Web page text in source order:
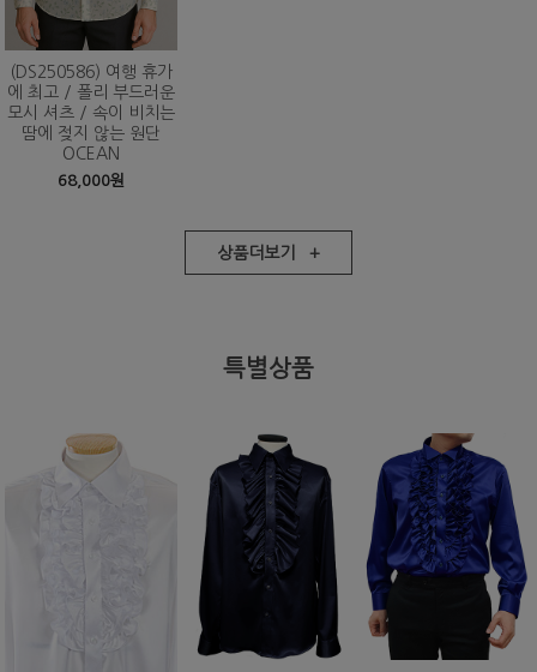
(DS250586) 여행 휴가
에 최고 / 폴리 부드러운
모시 셔츠 / 속이 비치는
땀에 젖지 않는 원단
OCEAN
68,000원
상품더보기 +
특별상품